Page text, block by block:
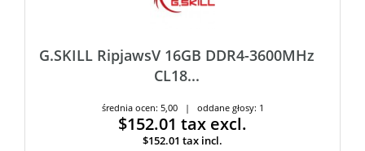
G.SKILL RipjawsV 16GB DDR4-3600MHz
CL18...
średnia ocen: 5,00 | oddane głosy: 1
$152.01 tax excl.
$152.01 tax incl.